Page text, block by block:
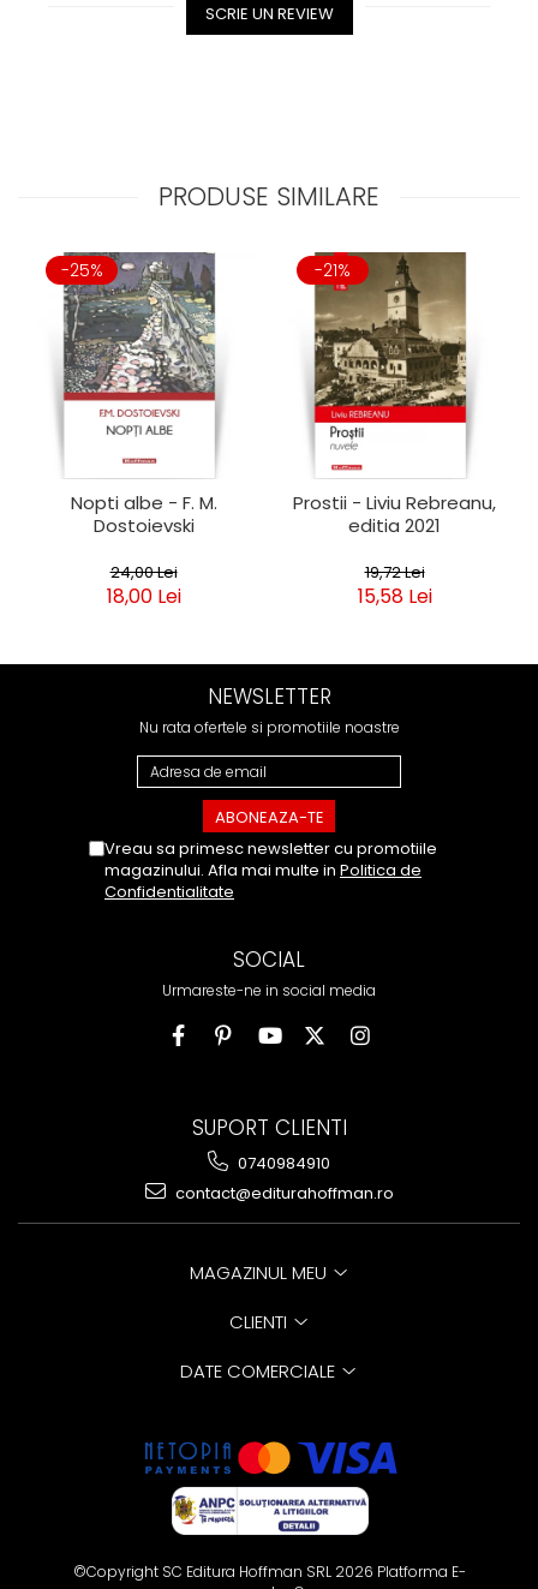
SCRIE UN REVIEW
PRODUSE SIMILARE
-25%
Nopti albe - F. M.
Dostoievski
24,00 Lei
18,00 Lei
-21%
Prostii - Liviu Rebreanu,
editia 2021
19,72 Lei
15,58 Lei
NEWSLETTER
Nu rata ofertele si promotiile noastre
Vreau sa primesc newsletter cu promotiile
magazinului. Afla mai multe in Politica de
Confidentialitate
SOCIAL
Urmareste-ne in social media
SUPORT CLIENTI
0740984910
contact@editurahoffman.ro
MAGAZINUL MEU
CLIENTI
DATE COMERCIALE
©Copyright SC Editura Hoffman SRL 2026 Platforma E-